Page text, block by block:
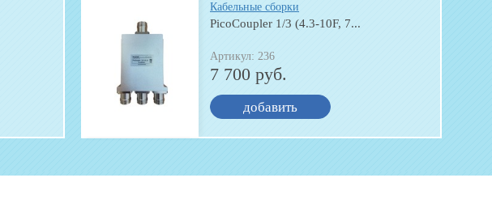
Кабельные сборки
PicoCoupler 1/3 (4.3-10F, 7...
Артикул: 236
7 700 руб.
добавить